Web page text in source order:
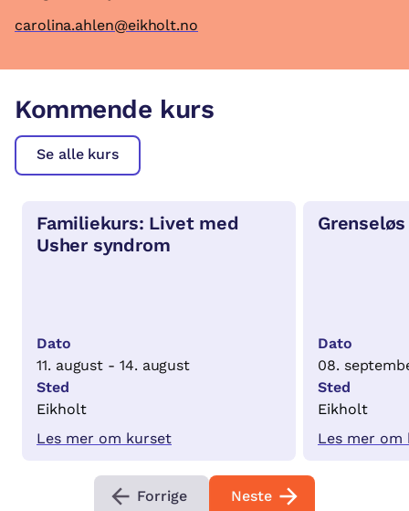
carolina.ahlen@eikholt.no
Kommende kurs
Se alle kurs
Familiekurs: Livet med
Usher syndrom
Dato
11. august - 14. august
Sted
Eikholt
Les mer om kurset
Dato
08.
Sted
Eikholt
Les mer om
Forrige Neste